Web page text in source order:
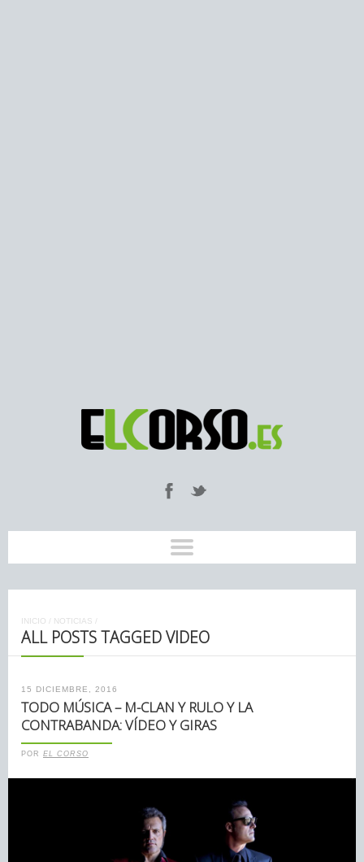
INICIO / NOTICIAS /
ALL POSTS TAGGED VIDEO
15 DICIEMBRE, 2016
TODO MÚSICA – M-CLAN Y RULO Y LA
CONTRABANDA: VÍDEO Y GIRAS
POR EL CORSO